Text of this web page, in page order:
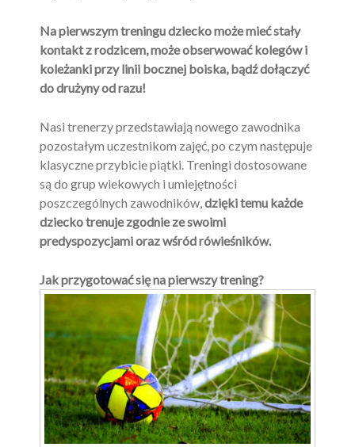
Na pierwszym treningu dziecko może mieć stały
kontakt z rodzicem, może obserwować kolegów i
koleżanki przy linii bocznej boiska, bądź dołączyć
do drużyny od razu!
Nasi trenerzy przedstawiają nowego zawodnika
pozostałym uczestnikom zajęć, po czym następuje
klasyczne przybicie piątki. Treningi dostosowane
są do grup wiekowych i umiejętności
poszczególnych zawodników, dzięki temu każde
dziecko trenuje zgodnie ze swoimi
predyspozycjami oraz wśród rówieśników.
Jak przygotować się na pierwszy trening?